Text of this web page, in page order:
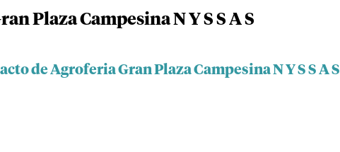
Plaza Campesina N Y S S A S
de Agroferia Gran Plaza Campesina N Y S S A S